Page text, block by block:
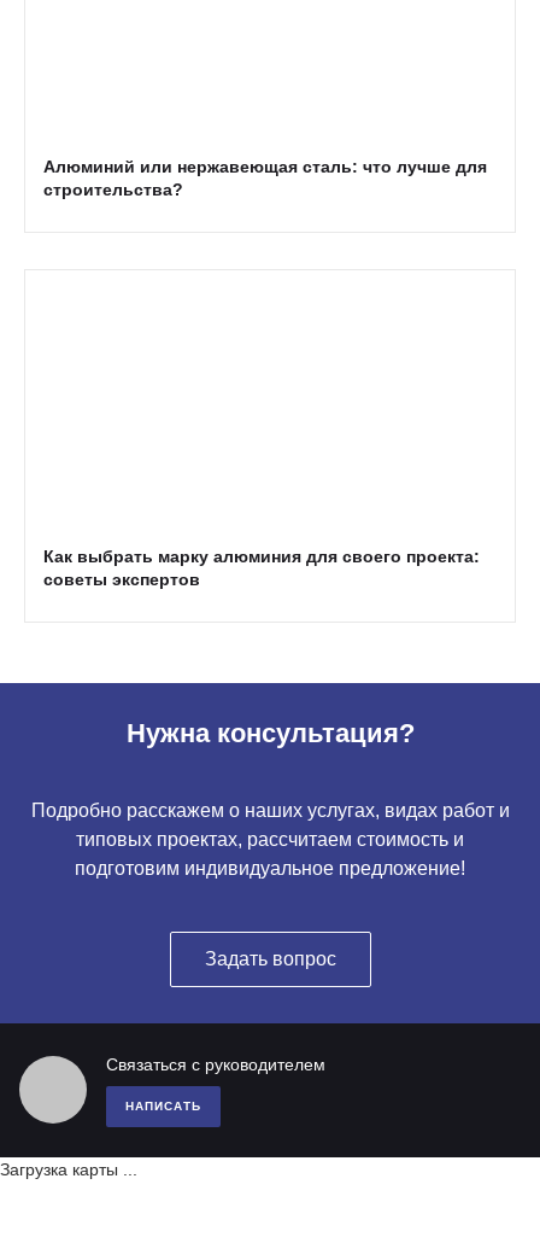
Алюминий или нержавеющая сталь: что лучше для
строительства?
Как выбрать марку алюминия для своего проекта:
советы экспертов
Нужна консультация?
Подробно расскажем о наших услугах, видах работ и
типовых проектах, рассчитаем стоимость и
подготовим индивидуальное предложение!
Задать вопрос
Связаться с руководителем
НАПИСАТЬ
Загрузка карты ...